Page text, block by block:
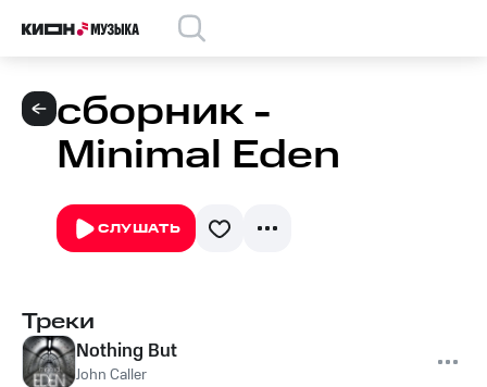
сборник -
Minimal Eden
СЛУШАТЬ
Треки
Nothing But
John Caller